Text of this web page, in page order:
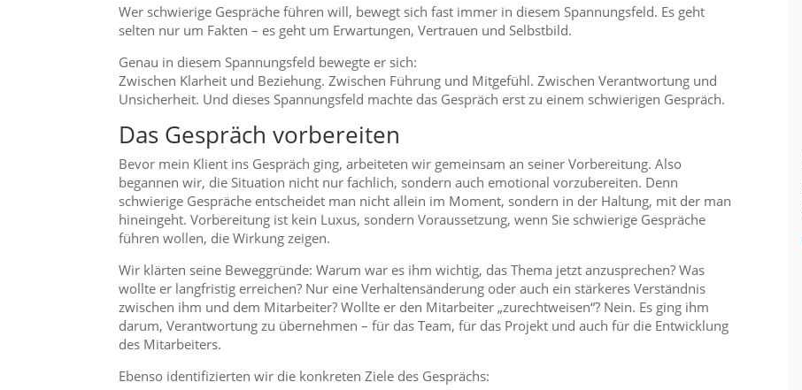
Wer schwierige Gespräche führen will, bewegt sich fast immer in diesem Spannungsfeld. Es geht
selten nur um Fakten – es geht um Erwartungen, Vertrauen und Selbstbild.
Genau in diesem Spannungsfeld bewegte er sich:
Zwischen Klarheit und Beziehung. Zwischen Führung und Mitgefühl. Zwischen Verantwortung und
Unsicherheit. Und dieses Spannungsfeld machte das Gespräch erst zu einem schwierigen Gespräch.
Das Gespräch vorbereiten
Bevor mein Klient ins Gespräch ging, arbeiteten wir gemeinsam an seiner Vorbereitung. Also
begannen wir, die Situation nicht nur fachlich, sondern auch emotional vorzubereiten. Denn
schwierige Gespräche entscheidet man nicht allein im Moment, sondern in der Haltung, mit der man
hineingeht. Vorbereitung ist kein Luxus, sondern Voraussetzung, wenn Sie schwierige Gespräche
führen wollen, die Wirkung zeigen.
Wir klärten seine Beweggründe: Warum war es ihm wichtig, das Thema jetzt anzusprechen? Was
wollte er langfristig erreichen? Nur eine Verhaltensänderung oder auch ein stärkeres Verständnis
zwischen ihm und dem Mitarbeiter? Wollte er den Mitarbeiter „zurechtweisen“? Nein. Es ging ihm
darum, Verantwortung zu übernehmen – für das Team, für das Projekt und auch für die Entwicklung
des Mitarbeiters.
Ebenso identifizierten wir die konkreten Ziele des Gesprächs: